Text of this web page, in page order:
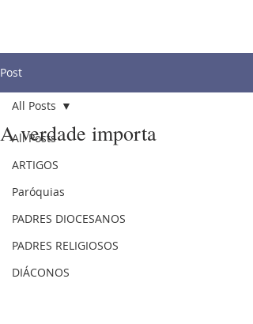
Post
All Posts
ARTIGOS
Paróquias
PADRES DIOCESANOS
PADRES RELIGIOSOS
DIÁCONOS
All Posts
A verdade importa